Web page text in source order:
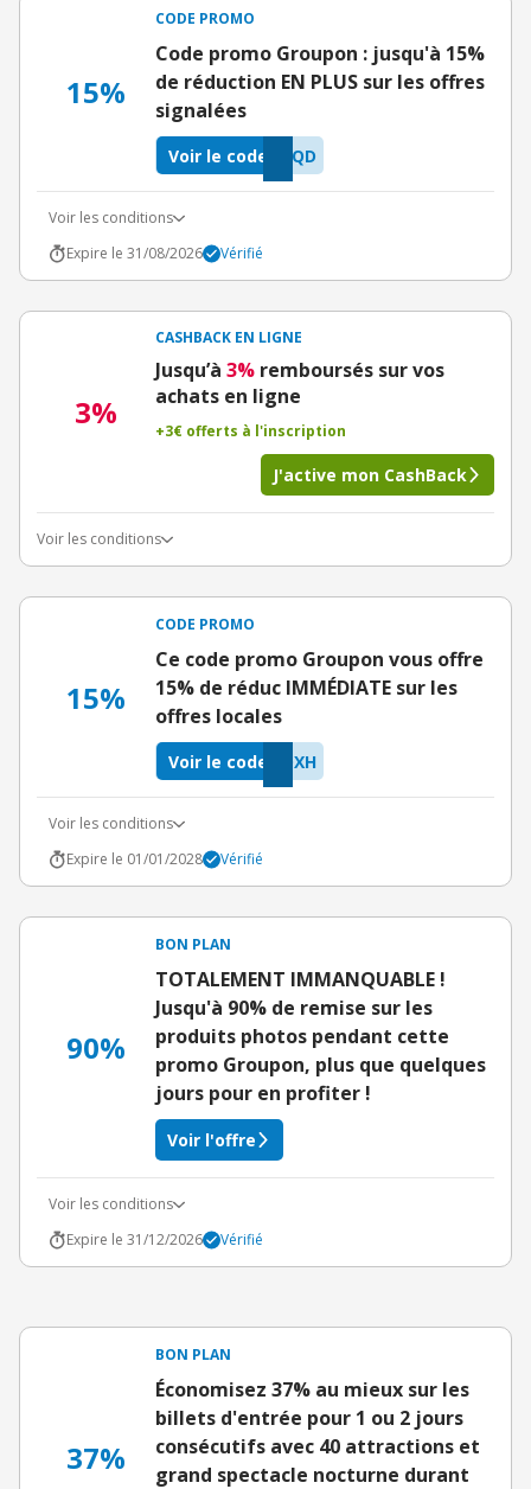
15%
CODE PROMO
Code promo Groupon : jusqu'à 15%
de réduction EN PLUS sur les offres
signalées
KQD
Voir le code
Voir les conditions
Expire le 31/08/2026
Vérifié
3%
CASHBACK EN LIGNE
Jusqu’à 3% remboursés sur vos
achats en ligne
+3€ offerts à l'inscription
J'active mon CashBack
Voir les conditions
15%
CODE PROMO
Ce code promo Groupon vous offre
15% de réduc IMMÉDIATE sur les
offres locales
QXH
Voir le code
Voir les conditions
Expire le 01/01/2028
Vérifié
90%
BON PLAN
TOTALEMENT IMMANQUABLE !
Jusqu'à 90% de remise sur les
produits photos pendant cette
promo Groupon, plus que quelques
jours pour en profiter !
Voir l'offre
Voir les conditions
Expire le 31/12/2026
Vérifié
37%
BON PLAN
Économisez 37% au mieux sur les
billets d'entrée pour 1 ou 2 jours
consécutifs avec 40 attractions et
grand spectacle nocturne durant